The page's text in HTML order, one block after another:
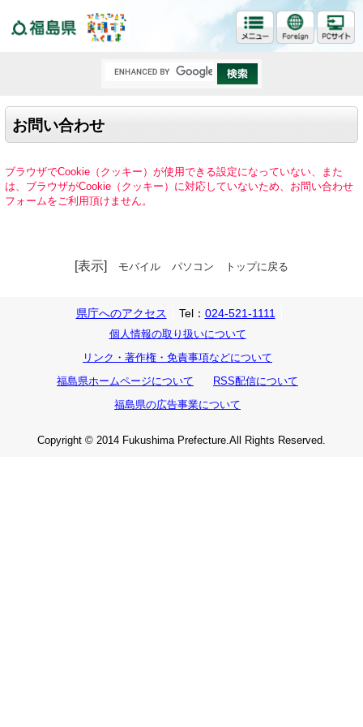
お問い合わせ
ブラウザでCookie（クッキー）が使用できる設定になっていない、また
は、ブラウザがCookie（クッキー）に対応していないため、お問い合わせ
フォームをご利用頂けません。
[表示] モバイル パソコン トップに戻る
県庁へのアクセス Tel： 024-521-1111
個人情報の取り扱いについて
リンク・著作権・免責事項などについて
福島県ホームページについて
RSS配信について
福島県の広告事業について
Copyright © 2014 Fukushima Prefecture.All Rights Reserved.